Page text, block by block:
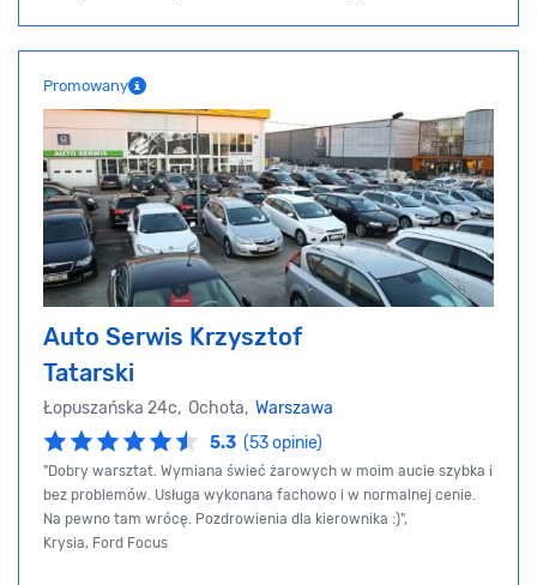
Promowany
Auto Serwis Krzysztof
Tatarski
Łopuszańska 24c, Ochota, Warszawa
5.3 (53 opinie)
"Dobry warsztat. Wymiana świeć żarowych w moim aucie szybka i
bez problemów. Usługa wykonana fachowo i w normalnej cenie.
Na pewno tam wrócę. Pozdrowienia dla kierownika :)",
Krysia, Ford Focus